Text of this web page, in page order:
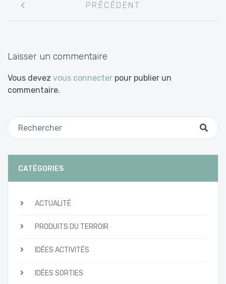
entre
PRÉCÉDENT
Laisser un commentaire
Vous devez vous connecter pour publier un
commentaire.
CATÉGORIES
ACTUALITÉ
PRODUITS DU TERROIR
IDÉES ACTIVITÉS
IDÉES SORTIES